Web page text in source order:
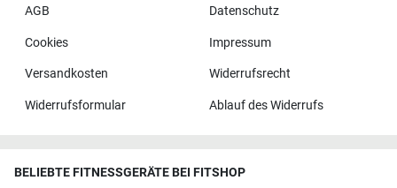
AGB
Datenschutz
Cookies Impressum
Versandkosten Widerrufsrecht
Widerrufsformular Ablauf des Widerrufs
BELIEBTE FITNESSGERÄTE BEI FITSHOP